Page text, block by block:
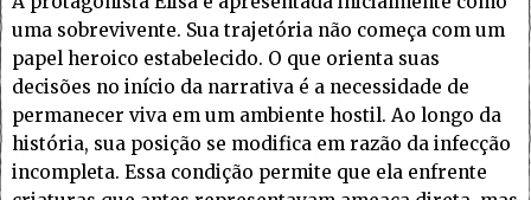
uma sobrevivente. Sua trajetória não começa com um
papel heroico estabelecido. O que orienta suas
decisões no início da narrativa é a necessidade de
permanecer viva em um ambiente hostil. Ao longo da
história, sua posição se modifica em razão da infecção
incompleta. Essa condição permite que ela enfrente